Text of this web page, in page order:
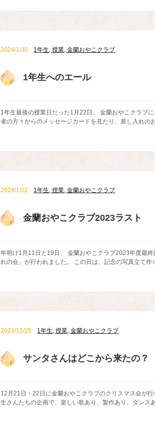
2024/1/30 1年生,授業,金蘭おやこクラブ
1年生へのエール
1年生最後の授業日だった1月22日。 金蘭おやこクラブ
者の方々からのメッセージカードを見たり、差し入れの
2024/1/22 1年生,授業,金蘭おやこクラブ
金蘭おやこクラブ2023ラスト
年明け1月11日と19日、 金蘭おやこクラブ2023年度最終
れの会」が行われました。 この日は、記念の写真立て作
2023/12/25 1年生,授業,金蘭おやこクラブ
サンタさんはどこから来たの？
12月21日・22日に金蘭おやこクラブのクリスマス会が
生さんたちの企画で、楽しい歌あり、製作あり、ダンス